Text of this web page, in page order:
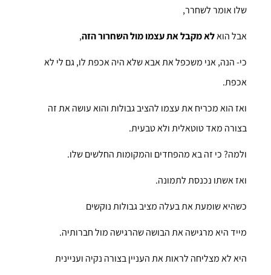
שלו אומר לשחרר,
אבל הואלא מקבל את עצמו מול השחרור הזה,
כי- הנה, אני משכפל את אבא שלא היה אכפת לו, גם לי לא
אכפת.
ואז הוא מכריח את עצמו להציב גבולות והוא עושה את זה
בצורה מאד טוטאלית ולא טבעית.
ולמה? כי זה בא מהפחדים והמקומות החלשים שלו.
ואז אשתו נכנסת לתמונה.
כשהיא שומעת את בעלה מציב גבולות נוקשים
מייד היא מרגישה את הבושה שהרגישה מול חברותיה.
היא לא מצליחה לראות את העניין בצורה נקיה ועניינית